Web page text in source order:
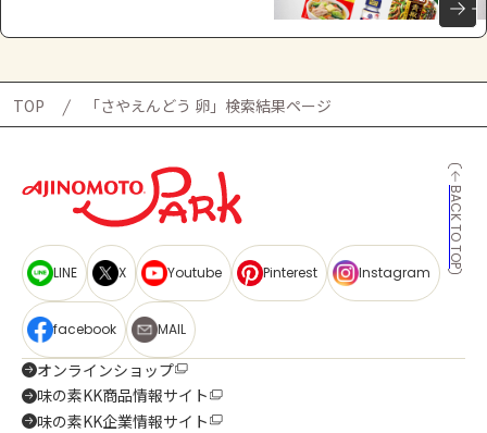
TOP 「さやえんどう 卵」検索結果ページ
BACK TO TOP
LINE X Youtube Pinterest Instagram
facebook MAIL
オンラインショップ
味の素KK商品情報サイト
味の素KK企業情報サイト